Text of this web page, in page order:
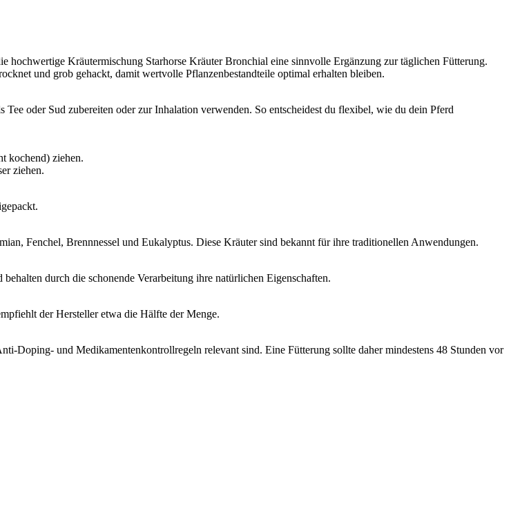
hochwertige Kräutermischung Starhorse Kräuter Bronchial eine sinnvolle Ergänzung zur täglichen Fütterung.
und grob gehackt, damit wertvolle Pflanzenbestandteile optimal erhalten bleiben.
oder Sud zubereiten oder zur Inhalation verwenden. So entscheidest du flexibel, wie du dein Pferd
kochend) ziehen.
ziehen.
Fenchel, Brennnessel und Eukalyptus. Diese Kräuter sind bekannt für ihre traditionellen Anwendungen.
durch die schonende Verarbeitung ihre natürlichen Eigenschaften.
der Hersteller etwa die Hälfte der Menge.
Doping- und Medikamentenkontrollregeln relevant sind. Eine Fütterung sollte daher mindestens 48 Stunden vor